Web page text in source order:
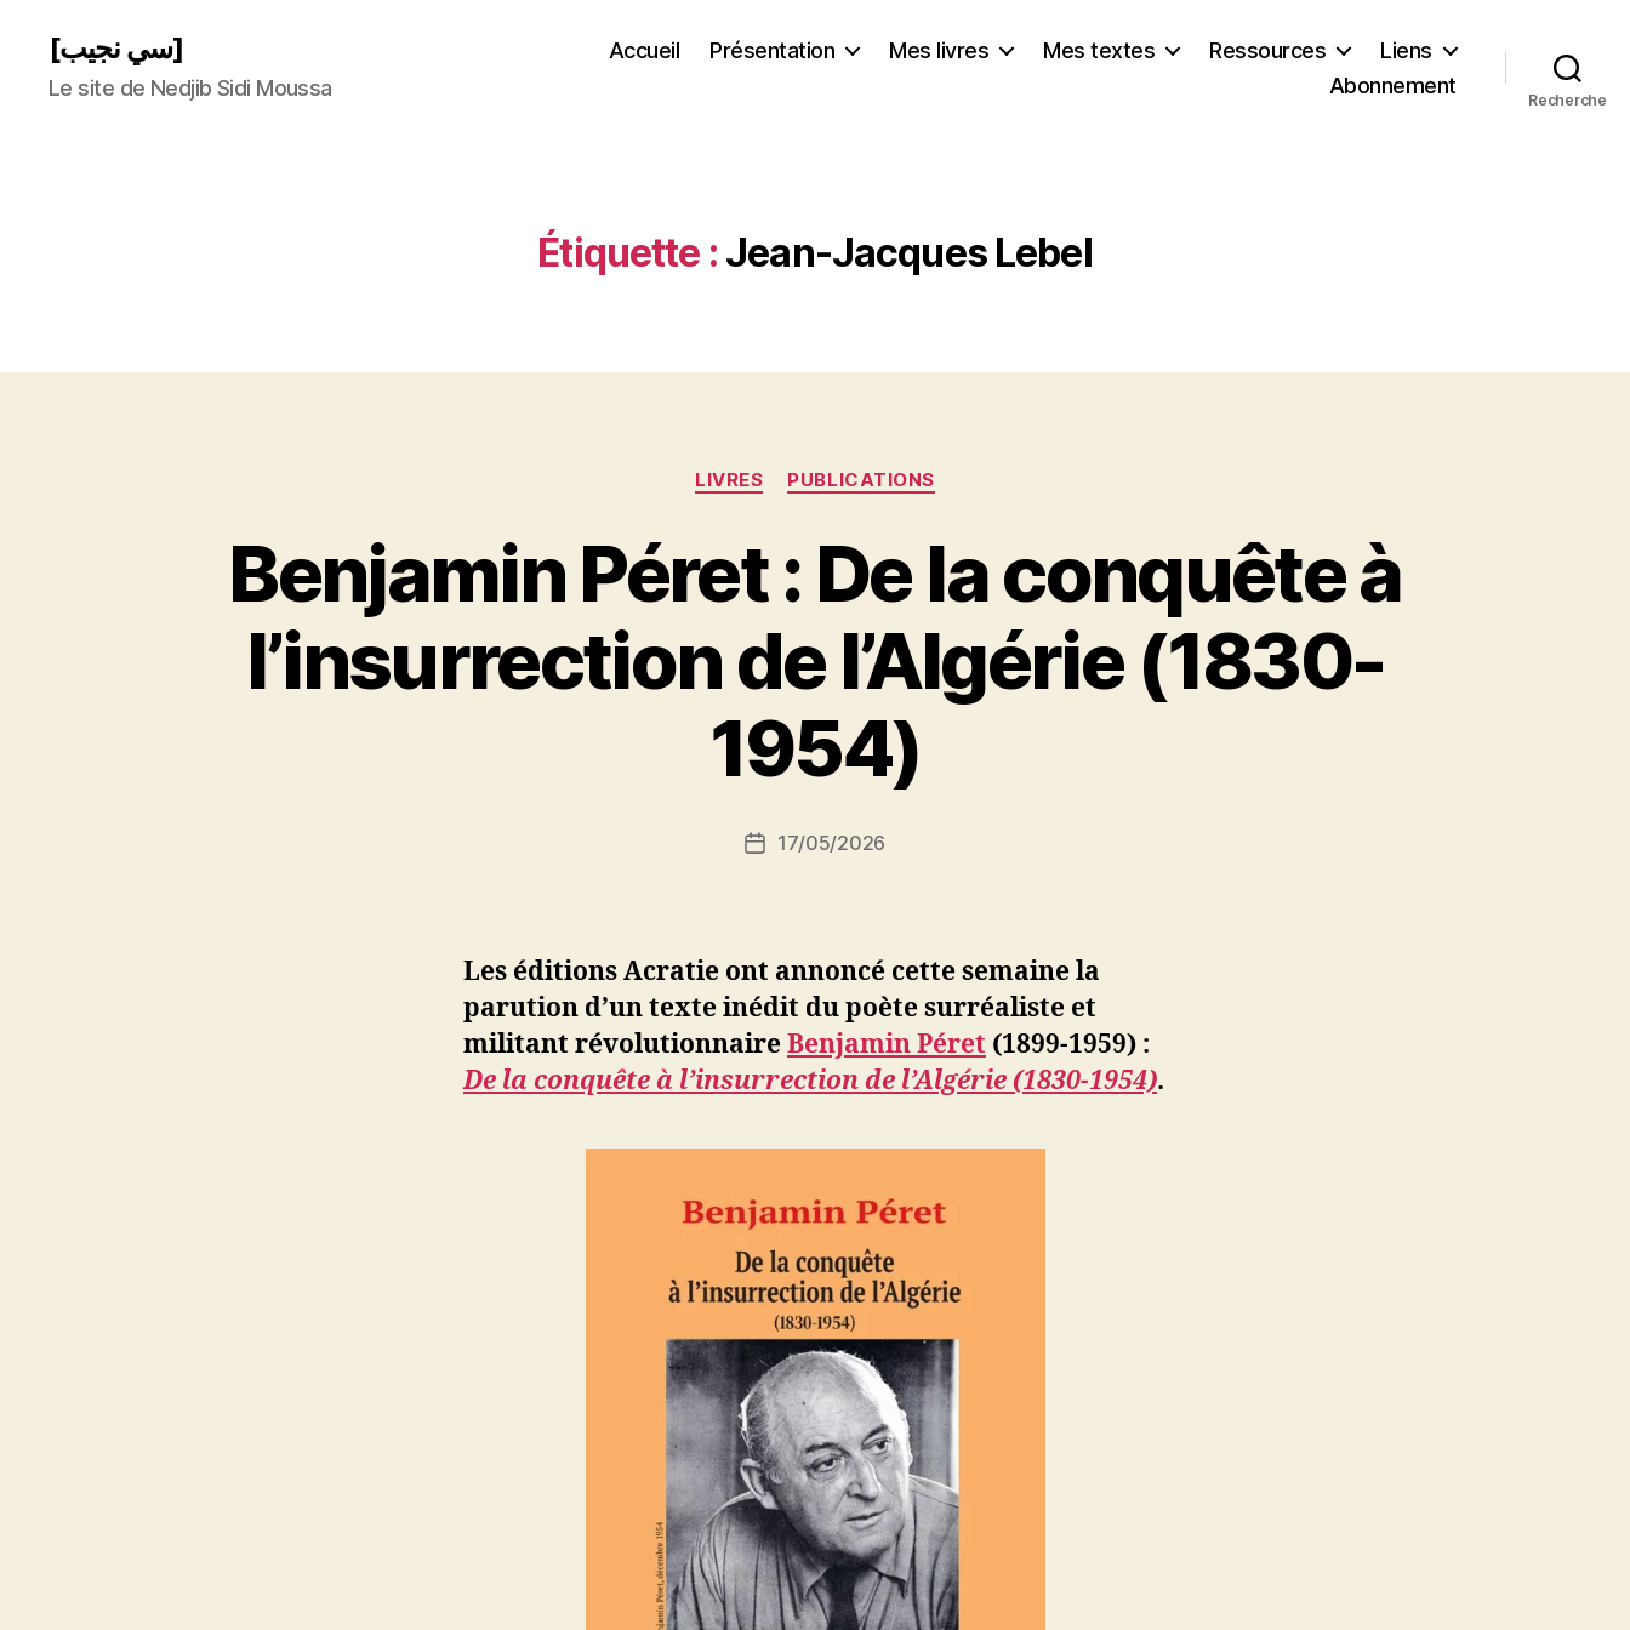
[سي نجيب]
Le site de Nedjib Sidi Moussa
Accueil Présentation Mes livres Mes textes Ressources
Liens
Abonnement
Recherche
Étiquette : Jean-Jacques Lebel
Catégories
LIVRES PUBLICATIONS
Benjamin Péret : De la conquête à
l’insurrection de l’Algérie (1830-
1954)
Auteur
a
r
N
b
Date17/05/2026
Les éditions Acratie ont annoncé cette semaine la
parution d’un texte inédit du poète surréaliste et
militant révolutionnaireBenjamin Péret (1899-1959) :
De la conquête à l’insurrection de l’Algérie (1830-1954).